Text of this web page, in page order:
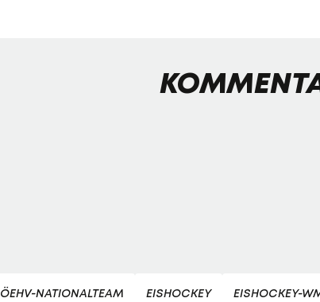
ÖEHV-NATIONALTEAM EISHOCKEY EISHOCKEY-